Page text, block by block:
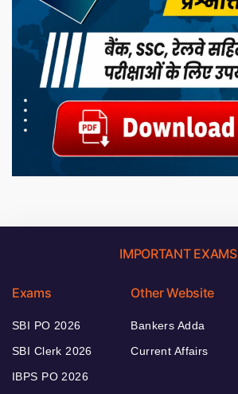
IMPORTANT EXAMS
Exams
SBI PO 2026
SBI Clerk 2026
IBPS PO 2026
Other Website
Bankers Adda
Current Affairs